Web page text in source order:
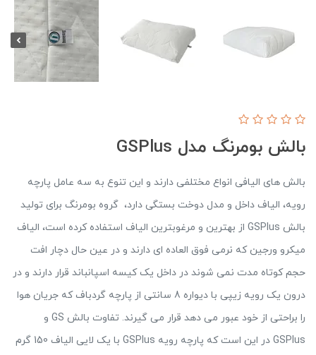
بالش بومرنگ مدل GSPlus
بالش های الیافی انواع مختلفی دارند و این تنوع به سه عامل پارچه
رویه، الیاف داخل و مدل دوخت بستگی دارد، گروه بومرنگ برای تولید
بالش GSPlus از بهترین و مرغوبترین الیاف استفاده کرده است، الیاف
میکرو ورجین که نرمی فوق العاده ای دارند و در عین حال دچار افت
حجم کوتاه مدت نمی شوند در داخل یک کیسه اسپانباند قرار دارند و در
درون یک رویه زیپی با دیواره 8 سانتی از پارچه گردباف که جریان هوا
را براحتی از خود عبور می دهد قرار می گیرند. تفاوت بالش GS و
GSPlus در این است که پارچه رویه GSPlus با یک لایی الیاف 150 گرم